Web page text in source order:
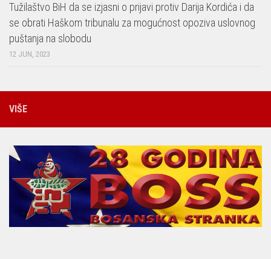
Tužilaštvo BiH da se izjasni o prijavi protiv Darija Kordića i da
se obrati Haškom tribunalu za mogućnost opoziva uslovnog
puštanja na slobodu
12 JUN, 2023
VIŠE